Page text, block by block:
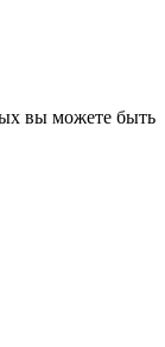
вы можете быть